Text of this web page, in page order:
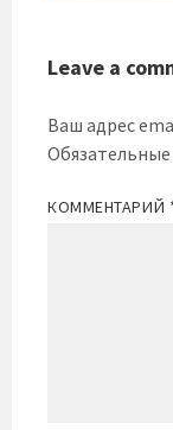
Leave a
Ваш адрес
КОММЕНТАРИЙ